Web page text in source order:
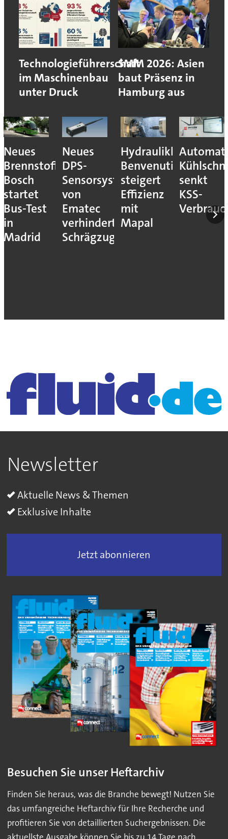
Technologieführerschaft
im Maschinenbau
unter Druck
SMM 2026: Asien
baut Präsenz in
Hamburg aus
Neues
Brennstoffzellensystem:
Bosch
startet
Bus-Test
in
Madrid
Neues
DPS-
Sensorsystem
von
Ematec
verhindert
Schrägzug
Hydraulikhersteller
Benvenuti
steigert
Effizienz
mit
Mapal
senkt
KSS-
Newsletter
Aktuelle News & Themen
Exklusive Inhalte
Jetzt abonnieren
Besuchen Sie unser Heftarchiv
Finden Sie heraus, was die Branche bewegt! Nutzen Sie
das umfangreiche Heftarchiv für Ihre Recherche und
profitieren Sie von detaillierten Suchergebnissen. Die